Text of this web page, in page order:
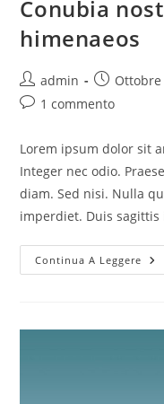
Conubia
himenaeos
Autore
dell'articolo:
admin
Articolo
pubblicato:
Ottobre
Commenti
1 commento
Lorem ipsum dolor sit
Integer nec odio.
diam. Sed nisi. Nulla
imperdiet. Duis
Continua A Leggere